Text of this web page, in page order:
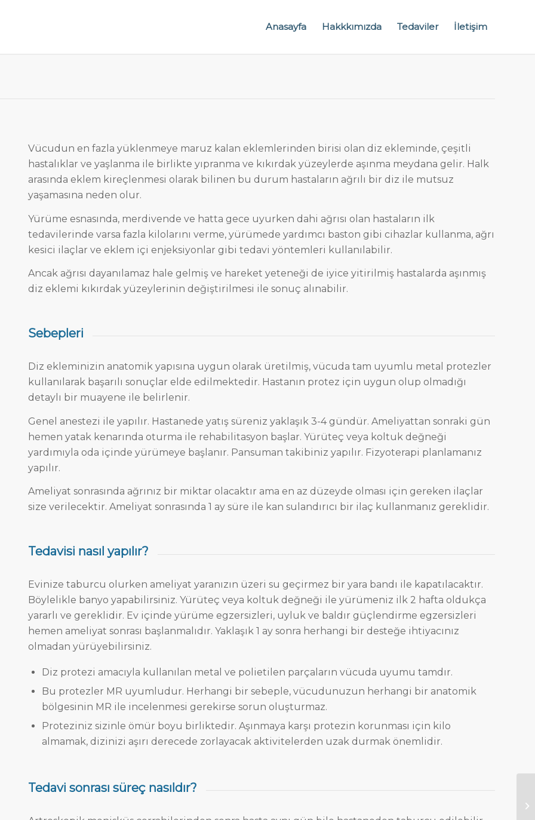
Anasayfa Hakkkımızda Tedaviler İletişim
Vücudun en fazla yüklenmeye maruz kalan eklemlerinden birisi olan diz ekleminde, çeşitli
hastalıklar ve yaşlanma ile birlikte yıpranma ve kıkırdak yüzeylerde aşınma meydana gelir. Halk
arasında eklem kireçlenmesi olarak bilinen bu durum hastaların ağrılı bir diz ile mutsuz
yaşamasına neden olur.
Yürüme esnasında, merdivende ve hatta gece uyurken dahi ağrısı olan hastaların ilk
tedavilerinde varsa fazla kilolarını verme, yürümede yardımcı baston gibi cihazlar kullanma, ağrı
kesici ilaçlar ve eklem içi enjeksiyonlar gibi tedavi yöntemleri kullanılabilir.
Ancak ağrısı dayanılamaz hale gelmiş ve hareket yeteneği de iyice yitirilmiş hastalarda aşınmış
diz eklemi kıkırdak yüzeylerinin değiştirilmesi ile sonuç alınabilir.
Sebepleri
Diz ekleminizin anatomik yapısına uygun olarak üretilmiş, vücuda tam uyumlu metal protezler
kullanılarak başarılı sonuçlar elde edilmektedir. Hastanın protez için uygun olup olmadığı
detaylı bir muayene ile belirlenir.
Genel anestezi ile yapılır. Hastanede yatış süreniz yaklaşık 3-4 gündür. Ameliyattan sonraki gün
hemen yatak kenarında oturma ile rehabilitasyon başlar. Yürüteç veya koltuk değneği
yardımıyla oda içinde yürümeye başlanır. Pansuman takibiniz yapılır. Fizyoterapi planlamanız
yapılır.
Ameliyat sonrasında ağrınız bir miktar olacaktır ama en az düzeyde olması için gereken ilaçlar
size verilecektir. Ameliyat sonrasında 1 ay süre ile kan sulandırıcı bir ilaç kullanmanız gereklidir.
Tedavisi nasıl yapılır?
Evinize taburcu olurken ameliyat yaranızın üzeri su geçirmez bir yara bandı ile kapatılacaktır.
Böylelikle banyo yapabilirsiniz. Yürüteç veya koltuk değneği ile yürümeniz ilk 2 hafta oldukça
yararlı ve gereklidir. Ev içinde yürüme egzersizleri, uyluk ve baldır güçlendirme egzersizleri
hemen ameliyat sonrası başlanmalıdır. Yaklaşık 1 ay sonra herhangi bir desteğe ihtiyacınız
olmadan yürüyebilirsiniz.
Diz protezi amacıyla kullanılan metal ve polietilen parçaların vücuda uyumu tamdır.
Bu protezler MR uyumludur. Herhangi bir sebeple, vücudunuzun herhangi bir anatomik
bölgesinin MR ile incelenmesi gerekirse sorun oluşturmaz.
Proteziniz sizinle ömür boyu birliktedir. Aşınmaya karşı protezin korunması için kilo
almamak, dizinizi aşırı derecede zorlayacak aktivitelerden uzak durmak önemlidir.
Tedavi sonrası süreç nasıldır?